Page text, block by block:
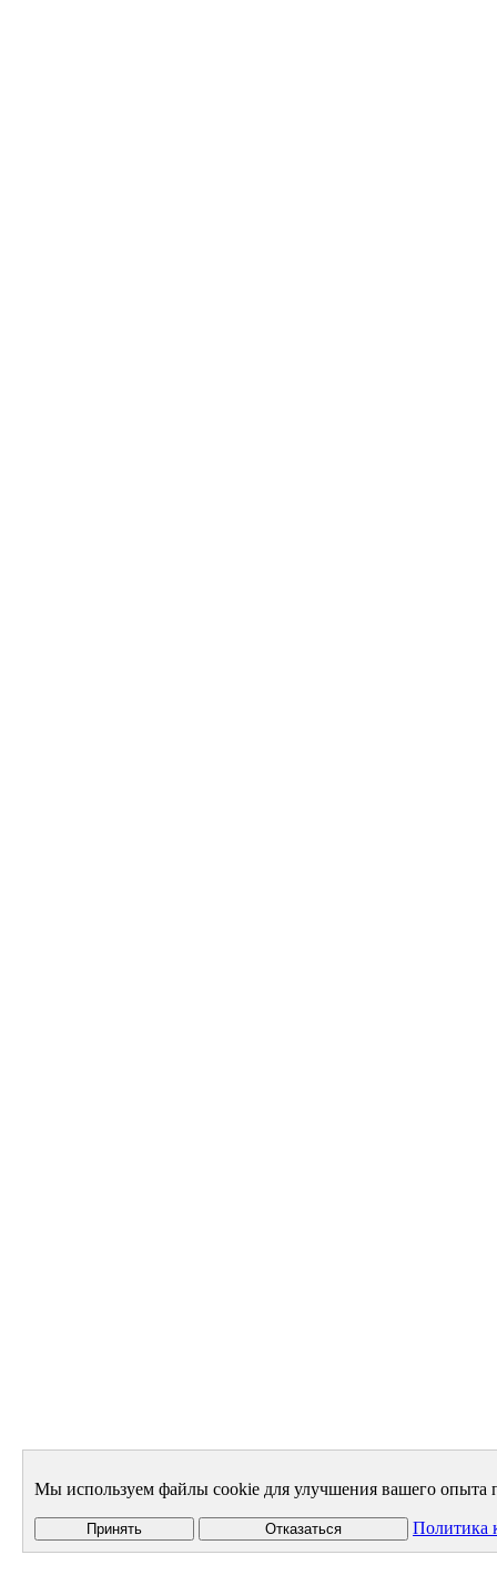
Мы используем файлы cookie для улучшения вашего опыта
Принять Отказаться Политика